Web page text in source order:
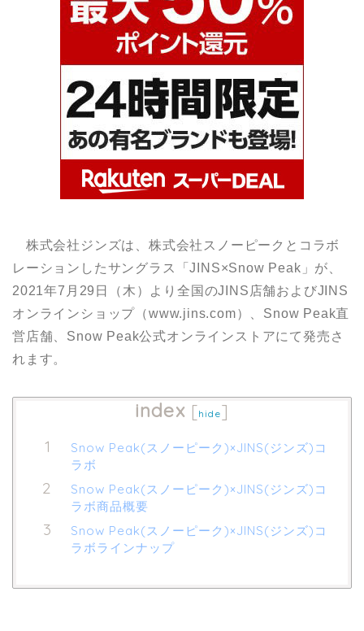
株式会社ジンズは、株式会社スノーピークとコラボ
レーションしたサングラス「JINS×Snow Peak」が、
2021年7月29日（木）より全国のJINS店舗およびJINS
オンラインショップ（www.jins.com）、Snow Peak直
営店舗、Snow Peak公式オンラインストアにて発売さ
れます。
index [hide]
Snow Peak(スノーピーク)×JINS(ジンズ)コ
ラボ
Snow Peak(スノーピーク)×JINS(ジンズ)コ
ラボ商品概要
Snow Peak(スノーピーク)×JINS(ジンズ)コ
ラボラインナップ